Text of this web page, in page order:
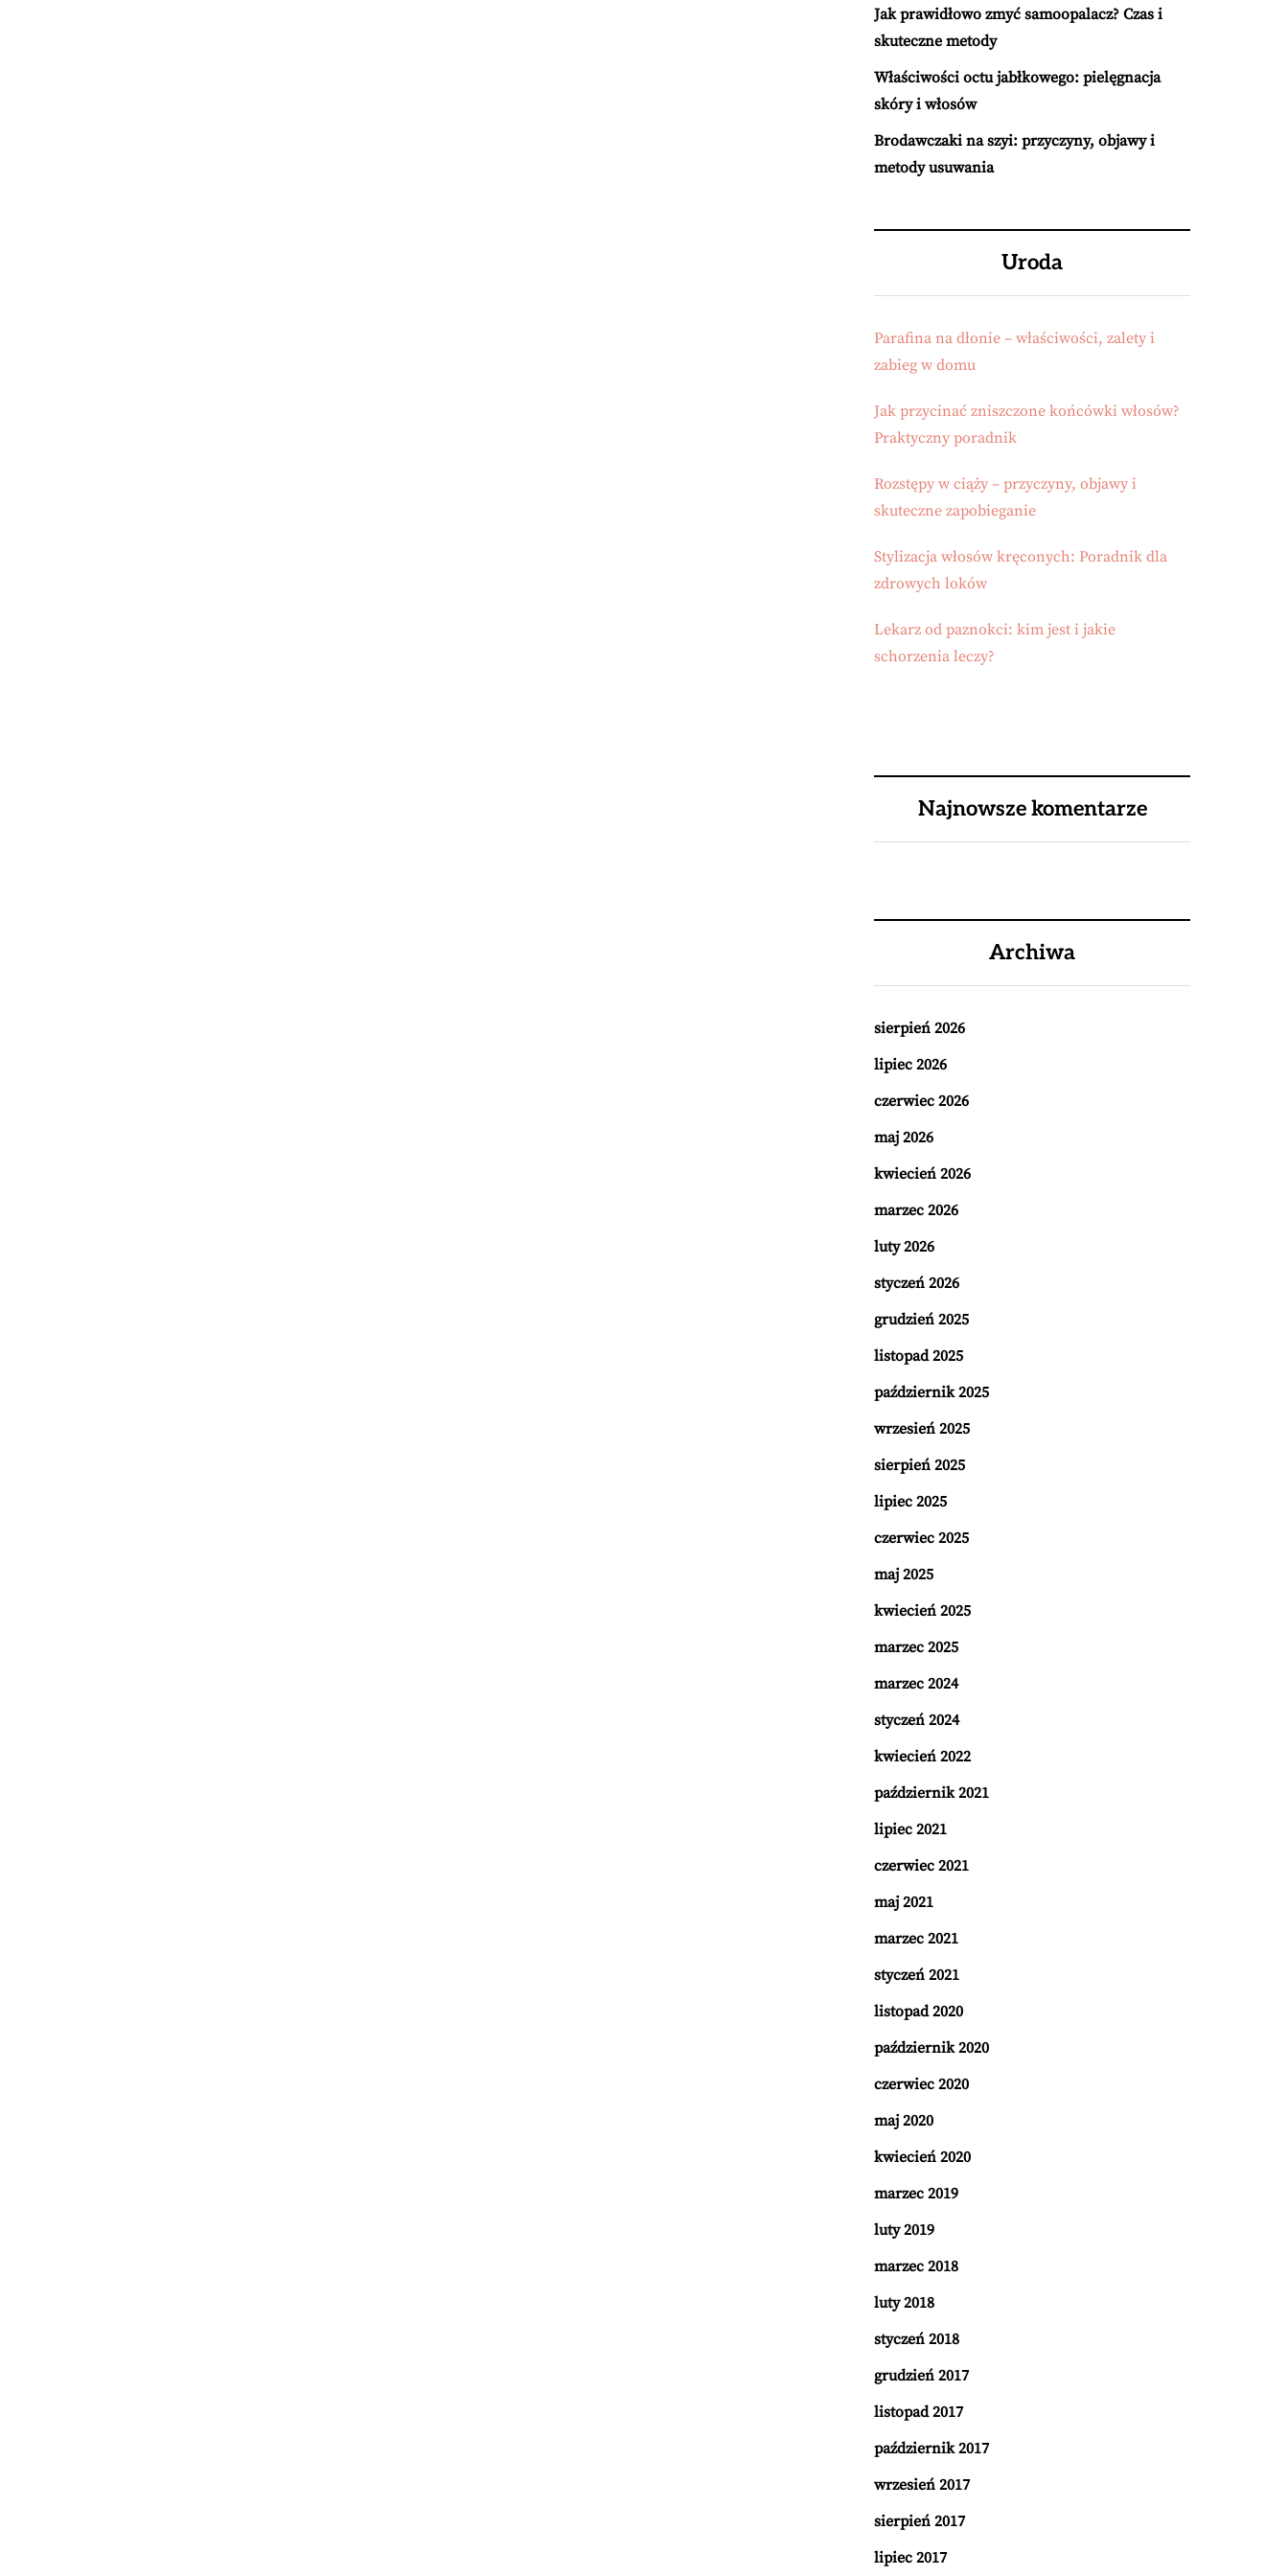
Jak prawidłowo zmyć samoopalacz? Czas i
skuteczne metody
Właściwości octu jabłkowego: pielęgnacja
skóry i włosów
Brodawczaki na szyi: przyczyny, objawy i
metody usuwania
Uroda
Parafina na dłonie – właściwości, zalety i
zabieg w domu
Jak przycinać zniszczone końcówki włosów?
Praktyczny poradnik
Rozstępy w ciąży – przyczyny, objawy i
skuteczne zapobieganie
Stylizacja włosów kręconych: Poradnik dla
zdrowych loków
Lekarz od paznokci: kim jest i jakie
schorzenia leczy?
Najnowsze komentarze
Archiwa
sierpień 2026
lipiec 2026
czerwiec 2026
maj 2026
kwiecień 2026
marzec 2026
luty 2026
styczeń 2026
grudzień 2025
listopad 2025
październik 2025
wrzesień 2025
sierpień 2025
lipiec 2025
czerwiec 2025
maj 2025
kwiecień 2025
marzec 2025
marzec 2024
styczeń 2024
kwiecień 2022
październik 2021
lipiec 2021
czerwiec 2021
maj 2021
marzec 2021
styczeń 2021
listopad 2020
październik 2020
czerwiec 2020
maj 2020
kwiecień 2020
marzec 2019
luty 2019
marzec 2018
luty 2018
styczeń 2018
grudzień 2017
listopad 2017
październik 2017
wrzesień 2017
sierpień 2017
lipiec 2017